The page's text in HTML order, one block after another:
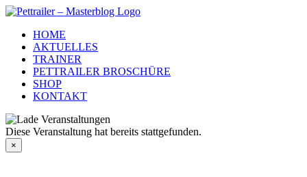
Zum
springenHOME
AKTUELLES
TRAINER
PETTRAILER BROSCHÜRE
SHOP
KONTAKT
Diese Veranstaltung hat bereits stattgefunden.
×